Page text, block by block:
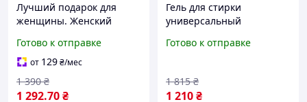
Лучший подарок для
женщины. Женский
парфюмом капучино
сиропами гелем для душа
парфюмированным
мылом
Готово к отправке
от 129₴/мес
1 292.70₴
1 390 ₴
Гель для стирки
универсальный
белого и цветного белья
безопасный SPICY
Готово к отправке
1 210₴
1 815 ₴